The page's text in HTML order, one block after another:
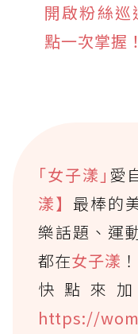
開啟粉絲
點一次掌握！
｢女子漾｣ 愛
漾】最棒的
樂話題、運
都在女子漾 ！
快點來
https://